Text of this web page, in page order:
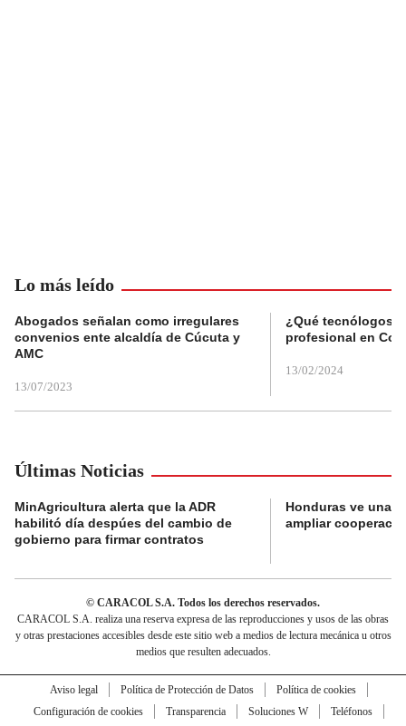
Lo más leído
Abogados señalan como irregulares
convenios ente alcaldía de Cúcuta y
AMC
13/07/2023
¿Qué tecnólogos
profesional en
13/02/2024
Últimas Noticias
MinAgricultura alerta que la ADR
habilitó día despúes del cambio de
gobierno para firmar contratos
Honduras ve una
ampliar
© CARACOL S.A. Todos los derechos reservados.
CARACOL S.A. realiza una reserva expresa de las reproducciones y usos de las obras
y otras prestaciones accesibles desde este sitio web a medios de lectura mecánica u otros
medios que resulten adecuados.
Aviso legal Política de Protección de Datos
Política de cookies
Configuración de cookies
Transparencia Soluciones W
Teléfonos